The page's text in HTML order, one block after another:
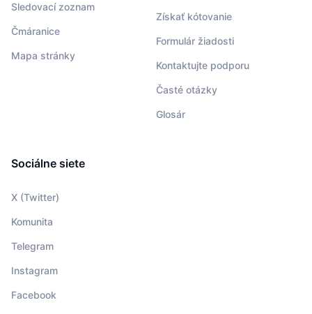
Sledovací zoznam
Čmáranice
Mapa stránky
Získať kótovanie
Formulár žiadosti
Kontaktujte podporu
Časté otázky
Glosár
Sociálne siete
X (Twitter)
Komunita
Telegram
Instagram
Facebook